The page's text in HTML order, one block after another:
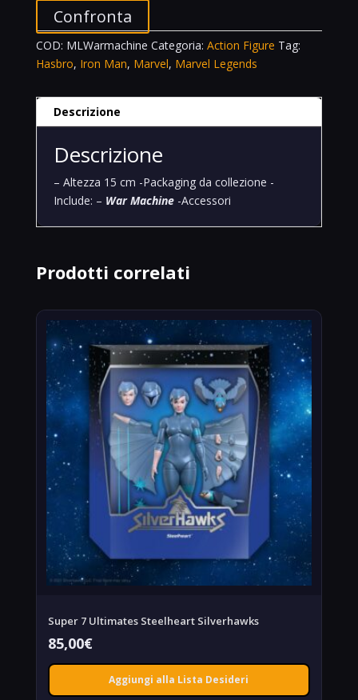
Confronta
COD: MLWarmachine Categoria: Action Figure Tag:
Hasbro, Iron Man, Marvel, Marvel Legends
Descrizione
Descrizione
– Altezza 15 cm -Packaging da collezione -
Include: – War Machine-Accessori
Prodotti correlati
Super 7 Ultimates Steelheart Silverhawks
85,00€
Aggiungi alla Lista Desideri